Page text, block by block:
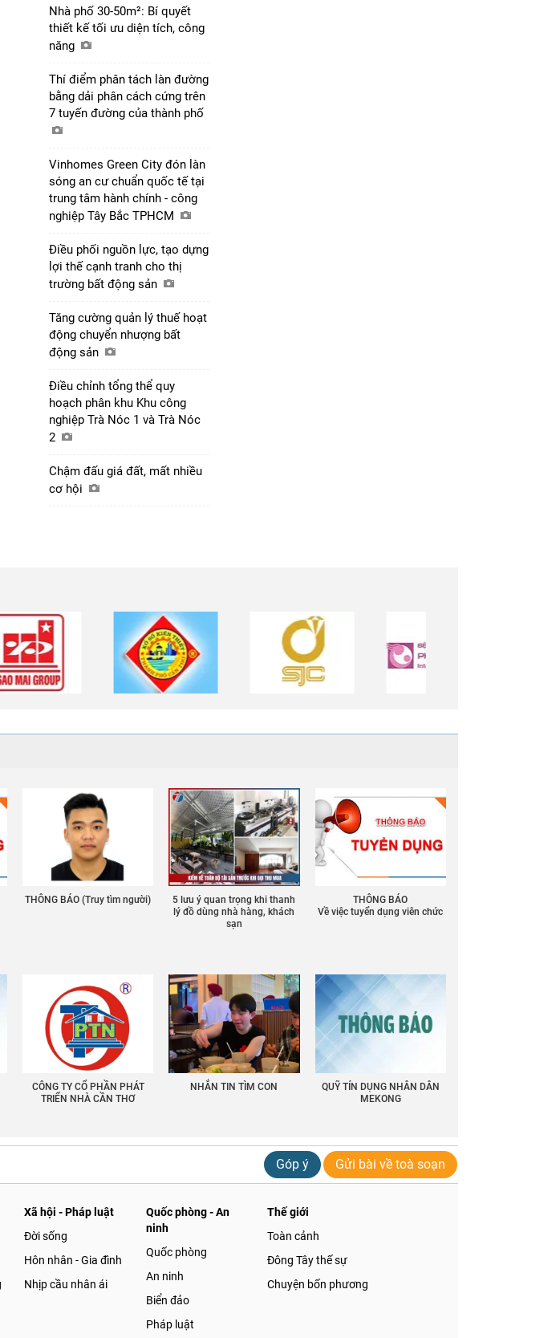
Nhà phố 30-50m²: Bí quyết
thiết kế tối ưu diện tích, công
năng
Thí điểm phân tách làn đường
bằng dải phân cách cứng trên
7 tuyến đường của thành phố
Vinhomes Green City đón làn
sóng an cư chuẩn quốc tế tại
trung tâm hành chính - công
nghiệp Tây Bắc TPHCM
Điều phối nguồn lực, tạo dựng
lợi thế cạnh tranh cho thị
trường bất động sản
Tăng cường quản lý thuế hoạt
động chuyển nhượng bất
động sản
Điều chỉnh tổng thể quy
hoạch phân khu Khu công
nghiệp Trà Nóc 1 và Trà Nóc
2
Chậm đấu giá đất, mất nhiều
cơ hội
THÔNG BÁO (Truy tìm người)
5 lưu ý quan trọng khi thanh
lý đồ dùng nhà hàng, khách
sạn
THÔNG BÁO
Về việc tuyển dụng viên chức
CÔNG TY CỔ PHẦN PHÁT
TRIỂN NHÀ CẦN THƠ
NHẮN TIN TÌM CON
QUỸ TÍN DỤNG NHÂN DÂN
MEKONG
Góp ý Gửi bài về toà soạn
Xã hội - Pháp luật
Đời sống
Hôn nhân - Gia đình
Nhịp cầu nhân ái
Quốc phòng - An
ninh
Quốc phòng
An ninh
Biển đảo
Pháp luật
Thế giới
Toàn cảnh
Đông Tây thế sự
Chuyện bốn phương